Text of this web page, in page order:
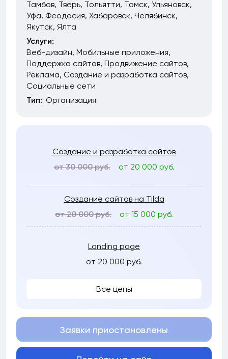
Тамбов Тверь Тольятти Томск Ульяновск
Уфа Феодосия Хабаровск Челябинск
Якутск Ялта
Услуги:
Веб-дизайн Мобильные приложения
Поддержка сайтов Продвижение сайтов
Реклама Создание и разработка сайтов
Социальные сети
Тип: Организация
Создание и разработка сайтов
от 30 000 руб.
от 20 000 руб.
Создание сайтов на Tilda
от 20 000 руб.
от 15 000 руб.
Landing page
от 20 000 руб.
Все цены
Заявки приостановлены